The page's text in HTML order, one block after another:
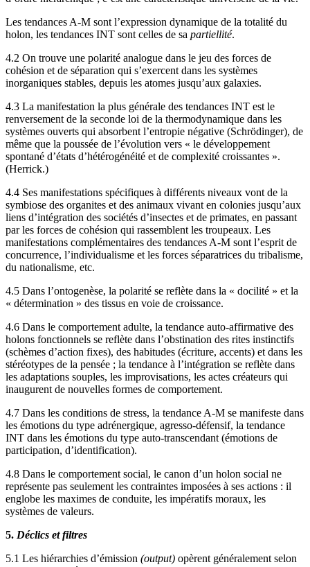
Les tendances A-M sont l’expression dynamique de la totalité du
holon, les tendances INT sont celles de sa partiellité.
4.2 On trouve une polarité analogue dans le jeu des forces de
cohésion et de séparation qui s’exercent dans les systèmes
inorganiques stables, depuis les atomes jusqu’aux galaxies.
4.3 La manifestation la plus générale des tendances INT est le
renversement de la seconde loi de la thermodynamique dans les
systèmes ouverts qui absorbent l’entropie négative (Schrödinger), de
même que la poussée de l’évolution vers « le développement
spontané d’états d’hétérogénéité et de complexité croissantes ».
(Herrick.)
4.4 Ses manifestations spécifiques à différents niveaux vont de la
symbiose des organites et des animaux vivant en colonies jusqu’aux
liens d’intégration des sociétés d’insectes et de primates, en passant
par les forces de cohésion qui rassemblent les troupeaux. Les
manifestations complémentaires des tendances A-M sont l’esprit de
concurrence, l’individualisme et les forces séparatrices du tribalisme,
du nationalisme, etc.
4.5 Dans l’ontogenèse, la polarité se reflète dans la « docilité » et la
« détermination » des tissus en voie de croissance.
4.6 Dans le comportement adulte, la tendance auto-affirmative des
holons fonctionnels se reflète dans l’obstination des rites instinctifs
(schèmes d’action fixes), des habitudes (écriture, accents) et dans les
stéréotypes de la pensée ; la tendance à l’intégration se reflète dans
les adaptations souples, les improvisations, les actes créateurs qui
inaugurent de nouvelles formes de comportement.
4.7 Dans les conditions de stress, la tendance A-M se manifeste dans
les émotions du type adrénergique, agresso-défensif, la tendance
INT dans les émotions du type auto-transcendant (émotions de
participation, d’identification).
4.8 Dans le comportement social, le canon d’un holon social ne
représente pas seulement les contraintes imposées à ses actions : il
englobe les maximes de conduite, les impératifs moraux, les
systèmes de valeurs.
5. Déclics et filtres
5.1 Les hiérarchies d’émission (output) opèrent généralement selon